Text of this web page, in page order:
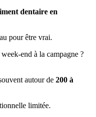
dentaire en
pour être vrai.
end à la campagne ?
autour de 200 à
limitée.